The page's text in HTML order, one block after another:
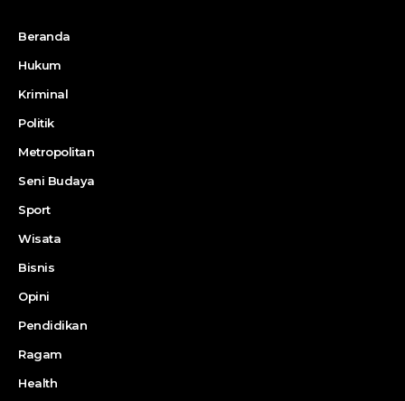
Beranda
Hukum
Kriminal
Politik
Metropolitan
Seni Budaya
Sport
Wisata
Bisnis
Opini
Pendidikan
Ragam
Health